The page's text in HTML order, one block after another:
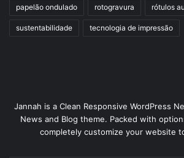
papelão ondulado rotogravura rótulos
sustentabilidade tecnologia de impressão
Jannah is a Clean Responsive WordPress
News and Blog theme. Packed with
completely customize your website